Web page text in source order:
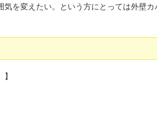
を変えたい。という方にとっては外壁